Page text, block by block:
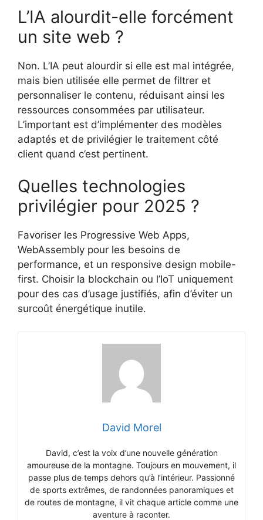
L’IA alourdit-elle forcément
un site web ?
Non. L’IA peut alourdir si elle est mal intégrée,
mais bien utilisée elle permet de filtrer et
personnaliser le contenu, réduisant ainsi les
ressources consommées par utilisateur.
L’important est d’implémenter des modèles
adaptés et de privilégier le traitement côté
client quand c’est pertinent.
Quelles technologies
privilégier pour 2025 ?
Favoriser les Progressive Web Apps,
WebAssembly pour les besoins de
performance, et un responsive design mobile-
first. Choisir la blockchain ou l’IoT uniquement
pour des cas d’usage justifiés, afin d’éviter un
surcoût énergétique inutile.
David Morel
David, c’est la voix d’une nouvelle génération
amoureuse de la montagne. Toujours en mouvement, il
passe plus de temps dehors qu’à l’intérieur. Passionné
de sports extrêmes, de randonnées panoramiques et
de routes de montagne, il vit chaque article comme une
aventure à raconter.